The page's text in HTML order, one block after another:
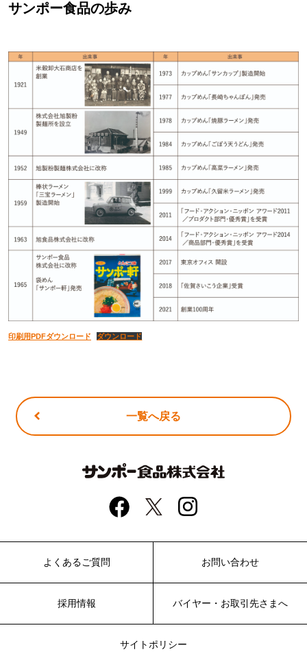
サンポー食品の歩み
印刷用PDFダウンロード ダウンロード
一覧へ戻る
よくあるご質問 お問い合わせ
採用情報
サイトポリシー
バイヤー・お取引先さまへ